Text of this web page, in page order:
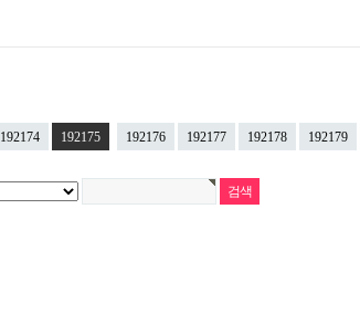
192174 192175 192176 192177 192178 192179